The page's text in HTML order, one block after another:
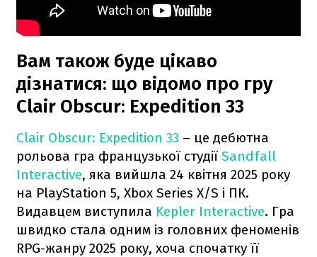
Вам також буде цікаво
дізнатися: що відомо про гру
Clair Obscur: Expedition 33
Clair Obscur: Expedition 33 – це дебютна
рольова гра французької студії Sandfall
Interactive, яка вийшла 24 квітня 2025 року
на PlayStation 5, Xbox Series X/S і ПК.
Видавцем виступила Kepler Interactive. Гра
швидко стала одним із головних феноменів
RPG-жанру 2025 року, хоча спочатку її